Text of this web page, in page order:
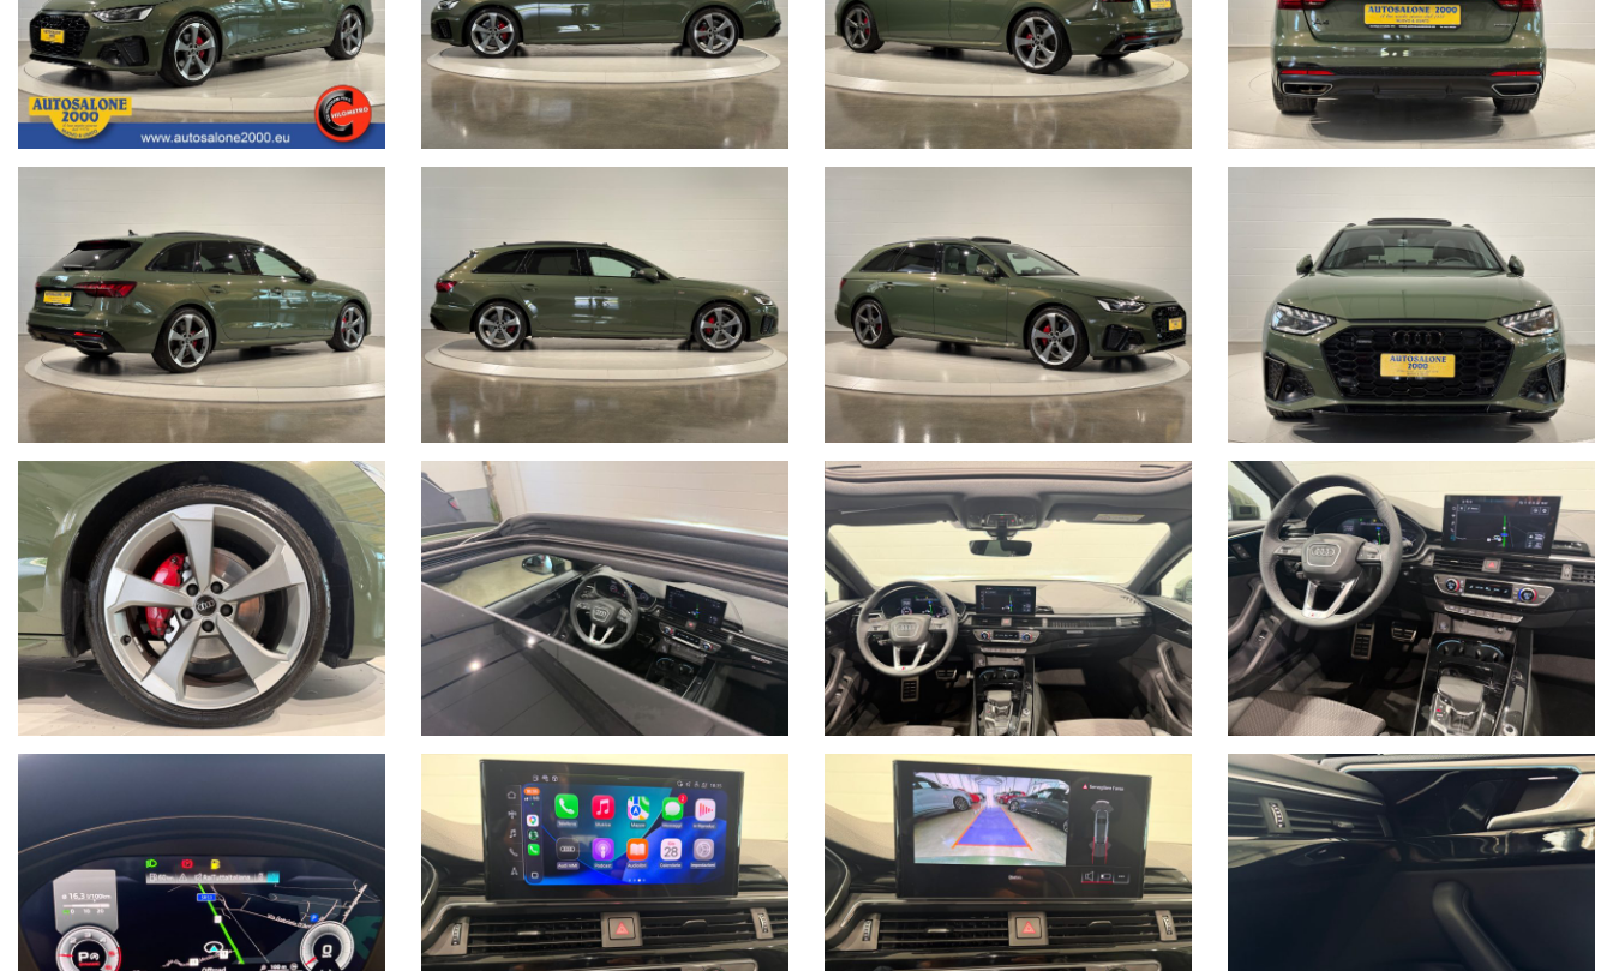
• Google Business completato con le informazioni più dettagliate riguardanti i giorni di apertura, gli orari e la localizzazione geografica.
Nota bene: La dotazione tecnica e gli accessori indicati nella presente scheda potrebbero non coincidere con l’effettivo equipaggiamento del veicolo, a causa della non uniformità dei dati pubblicati dai diversi
portali.Al fine di evitare inconvenienti per eventuali inesattezze relative all’annuncio è consigliabile accertarsi della disponibilità dell’autovettura e della correttezza dei dati inseriti. Autosalone 2000 srl declina ogni
responsabilità per eventuali involontarie incongruenze, che non rappresentano in alcun modo un impegno contrattuale. Ci scusiamo per l’inconveniente e vi invitiamo a verificare le caratteristiche dello specifico
veicolo. Autosalone 2000 srl declina ogni responsabilità per eventuali involontarie incongruenze, che non rappresentano in alcun modo un impegno contrattuale.
Non prendermi per il Chilometro:
Cosa vuol dire far parte della Community di “NON PRENDERMI PER IL CHILOMETRO” ?
Vuol dire offrire ad ogni cliente la certezza e la serenità di un acquisto sicuro, vuol dire metterci la faccia certificando la percorrenza chilometrica di ogni singola vettura, con i fatti e non con le parole, per noi far parte
di questa Community è un impegno che con vanto portiamo avanti da anni.
Acquistare un'auto usata evitando la truffa non è semplice.
www.nonprendermiperilchilometro.it
Telefono fisso chiamaci : +39 0422 890220
• Juri + 39 345 6008844
• Gianluca + 39 347 7264356
• Lorenzo +39 340 7474900